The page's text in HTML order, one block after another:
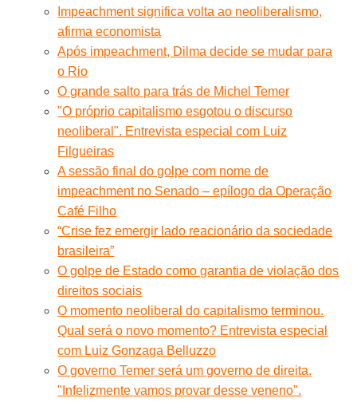
Impeachment significa volta ao neoliberalismo,
afirma economista
Após impeachment, Dilma decide se mudar para
o Rio
O grande salto para trás de Michel Temer
"O próprio capitalismo esgotou o discurso
neoliberal". Entrevista especial com Luiz
Filgueiras
A sessão final do golpe com nome de
impeachment no Senado – epílogo da Operação
Café Filho
“Crise fez emergir lado reacionário da sociedade
brasileira”
O golpe de Estado como garantia de violação dos
direitos sociais
O momento neoliberal do capitalismo terminou.
Qual será o novo momento? Entrevista especial
com Luiz Gonzaga Belluzzo
O governo Temer será um governo de direita.
"Infelizmente vamos provar desse veneno".